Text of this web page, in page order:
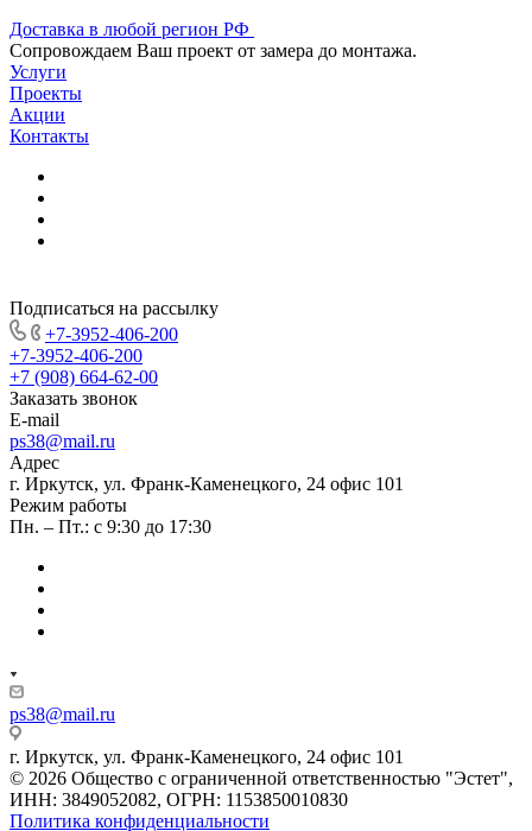
Доставка в любой регион РФ
Cопровождаем Ваш проект от замера до монтажа.
Услуги
Проекты
Акции
Контакты
Подписаться на рассылку
+7-3952-406-200
+7-3952-406-200
+7 (908) 664-62-00
Заказать звонок
E-mail
ps38@mail.ru
Адрес
г. Иркутск, ул. Франк-Каменецкого, 24 офис 101
Режим работы
Пн. – Пт.: с 9:30 до 17:30
ps38@mail.ru
г. Иркутск, ул. Франк-Каменецкого, 24 офис 101
© 2026 Общество с ограниченной ответственностью "Эстет",
ИНН: 3849052082, ОГРН: 1153850010830
Политика конфиденциальности